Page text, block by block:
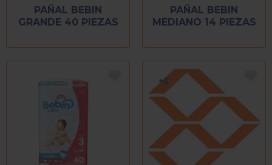
PAÑAL BEBIN
GRANDE 40 PIEZAS
PAÑAL BEBIN
MEDIANO 14 PIEZAS